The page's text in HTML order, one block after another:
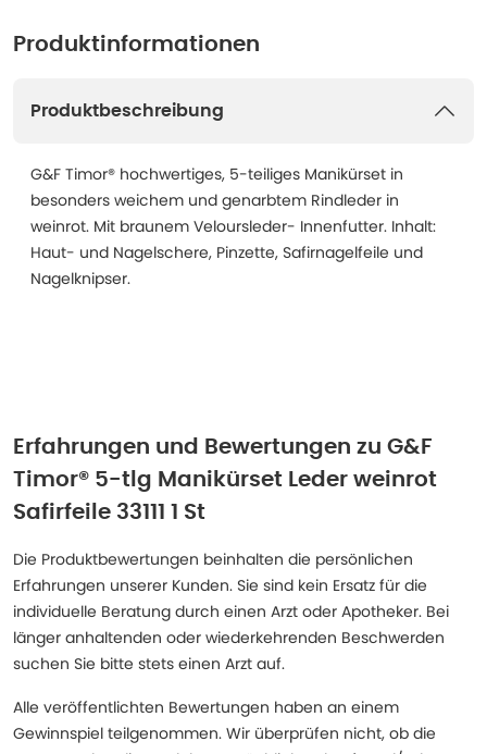
Produktinformationen
Produktbeschreibung
G&F Timor® hochwertiges, 5-teiliges Manikürset in
besonders weichem und genarbtem Rindleder in
weinrot. Mit braunem Veloursleder- Innenfutter. Inhalt:
Haut- und Nagelschere, Pinzette, Safirnagelfeile und
Nagelknipser.
Erfahrungen und Bewertungen zu G&F
Timor® 5-tlg Manikürset Leder weinrot
Safirfeile 33111 1 St
Die Produktbewertungen beinhalten die persönlichen
Erfahrungen unserer Kunden. Sie sind kein Ersatz für die
individuelle Beratung durch einen Arzt oder Apotheker. Bei
länger anhaltenden oder wiederkehrenden Beschwerden
suchen Sie bitte stets einen Arzt auf.
Alle veröffentlichten Bewertungen haben an einem
Gewinnspiel teilgenommen. Wir überprüfen nicht, ob die